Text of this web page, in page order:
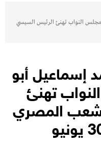
مجلس النواب تهنئ الرئيس السيسي
إسماعيل أبو
تهنئ
المصري